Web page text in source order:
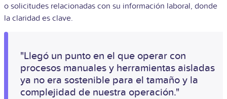
o solicitudes relacionadas con su información laboral, donde
la claridad es clave.
"Llegó un punto en el que operar con
procesos manuales y herramientas aisladas
ya no era sostenible para el tamaño y la
complejidad de nuestra operación."